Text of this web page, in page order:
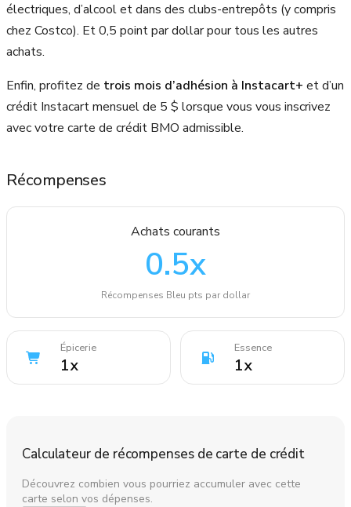
électriques, d’alcool et dans des clubs-entrepôts (y compris
chez Costco). Et 0,5 point par dollar pour tous les autres
achats.
Enfin, profitez de trois mois d’adhésion à Instacart+ et d’un
crédit Instacart mensuel de 5 $ lorsque vous vous inscrivez
avec votre carte de crédit BMO admissible.
Récompenses
Achats courants
0.5x
Récompenses Bleu pts par dollar
Épicerie
1x
Essence
1x
Calculateur de récompenses de carte de crédit
Découvrez combien vous pourriez accumuler avec cette
carte selon vos dépenses.